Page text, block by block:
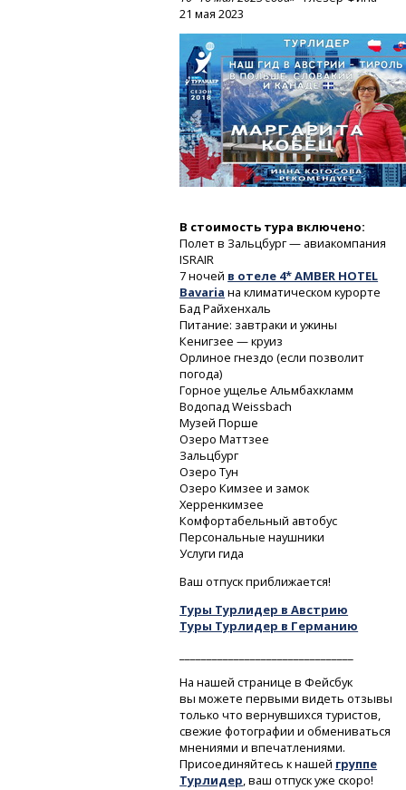
21 мая 2023
В стоимость тура включено:
Полет в Зальцбург — авиакомпания
ISRAIR
7 ночей в отеле 4* AMBER HOTEL
Bavaria на климатическом курорте
Бад Райхенхаль
Питание: завтраки и ужины
Кенигзее — круиз
Орлиное гнездо (если позволит
погода)
Горное ущелье Альмбахкламм
Водопад Weissbach
Музей Порше
Озеро Маттзее
Зальцбург
Озеро Тун
Озеро Кимзее и замок
Херренкимзее
Комфортабельный автобус
Персональные наушники
Услуги гида
Ваш отпуск приближается!
Туры Турлидер в Австрию
Туры Турлидер в Германию
На нашей странице в Фейсбук
вы можете первыми видеть отзывы
только что вернувшихся туристов,
свежие фотографии и обмениваться
мнениями и впечатлениями.
Присоединяйтесь к нашей группе
Турлидер, ваш отпуск уже скоро!